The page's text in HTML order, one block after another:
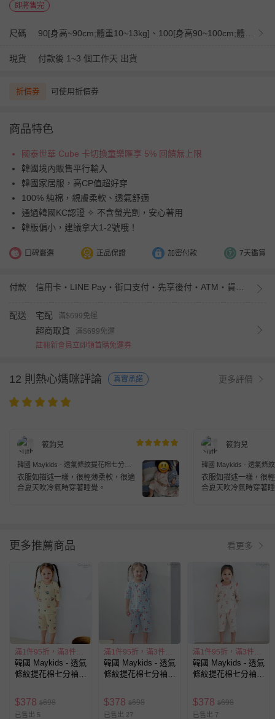
即將售完
尺碼
現貨 付款後 1~3 個工作天 出貨
折價券 可使用折價券
商品特色
國泰世華 Cube 卡切換童樂匯享 5% 回饋無上限
韓國境內販售平行輸入
韓國家居服，高CP值超好穿
100% 純棉，親膚柔軟、透氣舒適
通過韓國KC認證 ✧ 不含螢光劑，安心著用
韓版偏小，建議拿大1-2號哦！
口碑嚴選 正品保證 加密付款 7天鑑賞
付款
配送 宅配 滿$699免運
超商取貨
滿$699免運
註冊新會員立即領首購免運券
12 則熱心媽咪評論 真實承諾 更多評價
筱鈞兒
韓國 Maykids - 透氣條紋提花棉七分袖
家居服-花花斑比-米膚X粉橘
衣服如描述一樣，很輕薄柔軟，很適
合夏天吹冷氣時穿著睡覺。
筱鈞兒
韓國 Maykids - 透氣條
家居服-格紋櫻桃-天藍
衣服如描述一樣，很
合夏天吹冷氣時穿著
更多推薦商品 看更多
滿1件95折，滿3件85折
韓國 Maykids - 透氣
條紋提花棉七分袖家
$378 $698
已售出 5
滿1件95折，滿3件85折
韓國 Maykids - 透氣
條紋提花棉七分袖家
$378 $698
已售出 27
滿1件95折，滿3件85折
韓國 Maykids - 透氣
條紋提花棉七分袖家
X粉橘
$378 $698
已售出 7